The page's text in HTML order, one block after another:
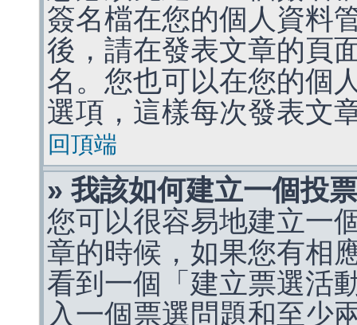
簽名檔在您的個人資料
後，請在發表文章的頁
名。您也可以在您的個
選項，這樣每次發表文
回頂端
» 我該如何建立一個投
您可以很容易地建立一
章的時候，如果您有相
看到一個「建立票選活
入一個票選問題和至少